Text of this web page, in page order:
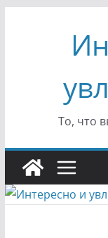
содержимому
То, что